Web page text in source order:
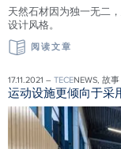
天然石材因为独一无二
设计风格。
阅读文章
17.11.2021 – TECENEWS, 故事
运动设施更倾向于采